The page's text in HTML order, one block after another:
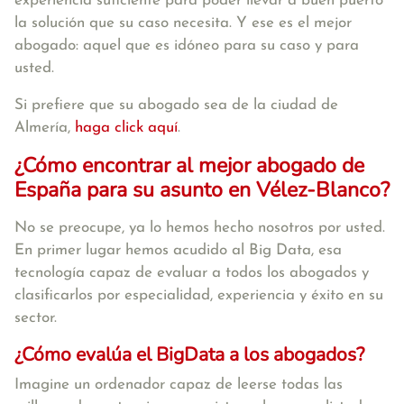
la solución que su caso necesita. Y ese es el mejor
abogado: aquel que es idóneo para su caso y para
usted.
Si prefiere que su abogado sea de la ciudad de
Almería, haga click aquí.
¿Cómo encontrar al mejor abogado de
España para su asunto en Vélez-Blanco?
No se preocupe, ya lo hemos hecho nosotros por usted.
En primer lugar hemos acudido al Big Data, esa
tecnología capaz de evaluar a todos los abogados y
clasificarlos por especialidad, experiencia y éxito en su
sector.
¿Cómo evalúa el BigData a los abogados?
Imagine un ordenador capaz de leerse todas las